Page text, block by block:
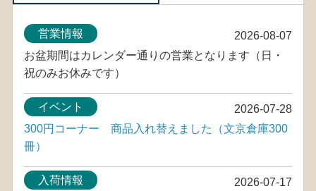
2026-08-07
営業情報
お盆期間はカレンダー通りの営業となります（日・
祝のみお休みです）
2026-07-28
イベント
300円コーナー 商品入れ替えました（文京倉庫300
冊）
2026-07-17
入荷情報